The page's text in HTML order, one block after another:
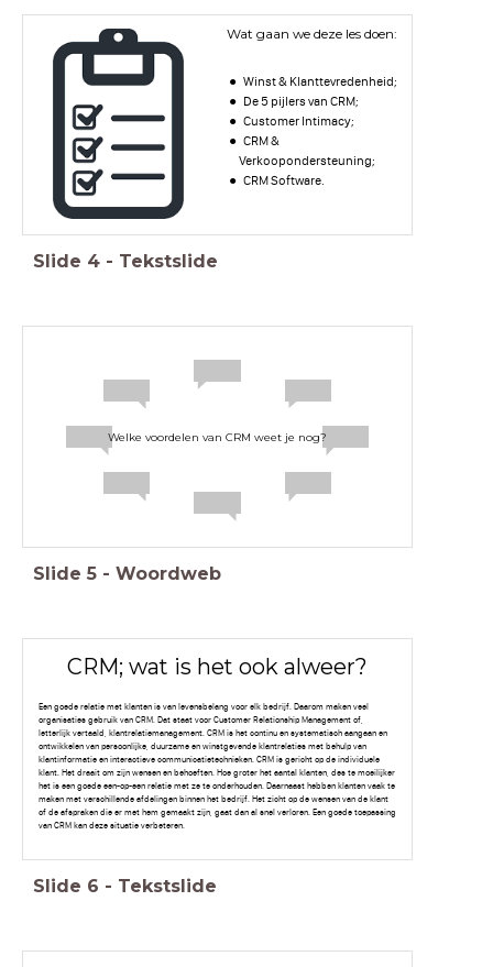
Wat gaan we deze les doen:
Winst & Klanttevredenheid;
De 5 pijlers van CRM;
Customer Intimacy;
CRM &
Verkoopondersteuning;
CRM Software.
Slide 4 - Tekstslide
Welke voordelen van CRM weet je nog?
Slide 5 - Woordweb
CRM; wat is het ook alweer?
Een goede relatie met klanten is van levensbelang voor elk bedrijf. Daarom maken veel
organisaties gebruik van CRM. Dat staat voor Customer Relationship Management of,
letterlijk vertaald, klantrelatiemanagement. CRM is het continu en systematisch aangaan en
ontwikkelen van persoonlijke, duurzame en winstgevende klantrelaties met behulp van
klantinformatie en interactieve communicatietechnieken. CRM is gericht op de individuele
klant. Het draait om zijn wensen en behoeften. Hoe groter het aantal klanten, des te moeilijker
het is een goede een-op-een relatie met ze te onderhouden. Daarnaast hebben klanten vaak te
maken met verschillende afdelingen binnen het bedrijf. Het zicht op de wensen van de klant
of de afspraken die er met hem gemaakt zijn, gaat dan al snel verloren. Een goede toepassing
van CRM kan deze situatie verbeteren.
Slide 6 - Tekstslide